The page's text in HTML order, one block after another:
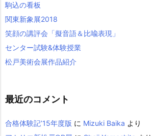
駒込の看板
関東新象展2018
笑顔の講評会「擬音語＆比喩表現」
センター試験&体験授業
松戸美術会展作品紹介
最近のコメント
合格体験記’15年度版 に Mizuki Baika より